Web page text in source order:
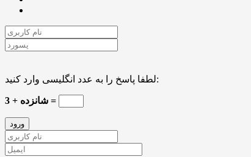
لطفا پاسخ را به عدد انگلیسی وارد کنید:
3 + شانزده =